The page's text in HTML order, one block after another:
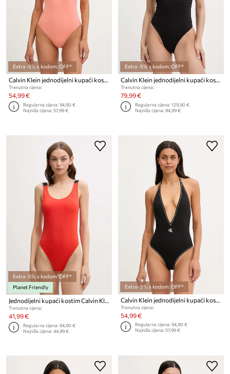
Extra -5% s kodom: OFF*
Calvin Klein jednodijelni kupaći kostim za žene
Trenutna cijena:
54,99 €
Regularna cijena:94,90 €
Najniža cijena:57,99 €
Extra -5% s kodom: OFF*
Calvin Klein jednodijelni kupaći kostim za žene
Trenutna cijena:
79,99 €
Regularna cijena:129,90 €
Najniža cijena:84,99 €
Extra -5% s kodom: OFF*
Planet Friendly
Jednodijelni kupaći kostim Calvin Klein
Trenutna cijena:
41,99 €
Regularna cijena:84,90 €
Najniža cijena:44,99 €
Extra -5% s kodom: OFF*
Trenutna cijena:
54,99 €
Regularna cijena:94,90 €
Najniža cijena:57,99 €